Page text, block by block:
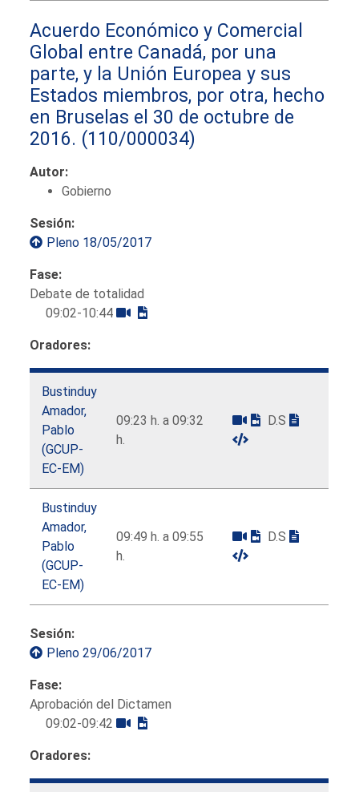
Acuerdo Económico y Comercial
Global entre Canadá, por una
parte, y la Unión Europea y sus
Estados miembros, por otra, hecho
en Bruselas el 30 de octubre de
2016. (110/000034)
Autor:
Gobierno
Sesión:
Pleno 18/05/2017
Fase:
Debate de totalidad
09:02-10:44
Oradores:
Bustinduy
Amador,
Pablo
(GCUP-
EC-EM)
09:23 h. a 09:32
h.
D.S
Bustinduy
Amador,
Pablo
(GCUP-
EC-EM)
09:49 h. a 09:55
h.
D.S
Sesión:
Pleno 29/06/2017
Fase:
Aprobación del Dictamen
09:02-09:42
Oradores: